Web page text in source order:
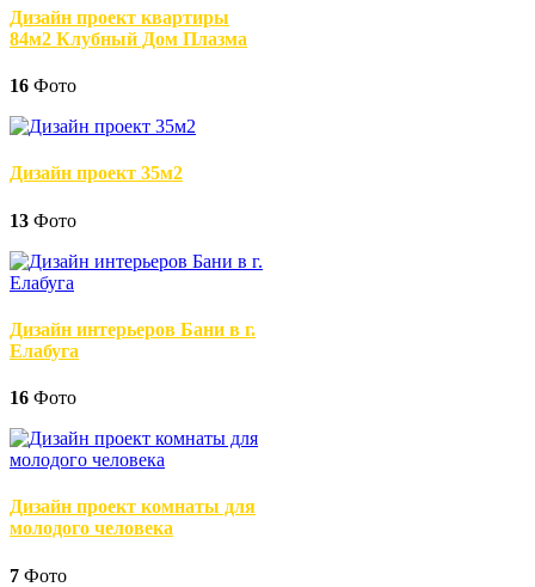
Дизайн проект квартиры
84м2 Клубный Дом Плазма
16 Фото
Дизайн проект 35м2
13 Фото
Дизайн интерьеров Бани в г.
Елабуга
16 Фото
Дизайн проект комнаты для
молодого человека
7 Фото